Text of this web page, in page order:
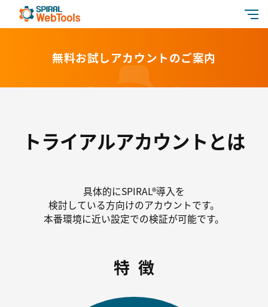
価格
よくある質問
お役立ち情報
資料ダウンロード
無料お試しアカウントのご案内
トライアルアカウントとは
具体的にSPIRAL®導入を
検討している方向けのアカウントです。
本番環境に近い設定での検証が可能です。
特徴